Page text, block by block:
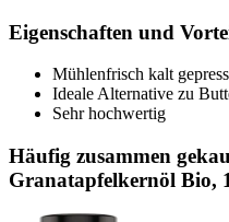
Eigenschaften und
Mühlenfrisch kalt
Ideale Alternative zu
Sehr hochwertig
Häufig zusammen
Granatapfelkernöl Bio,